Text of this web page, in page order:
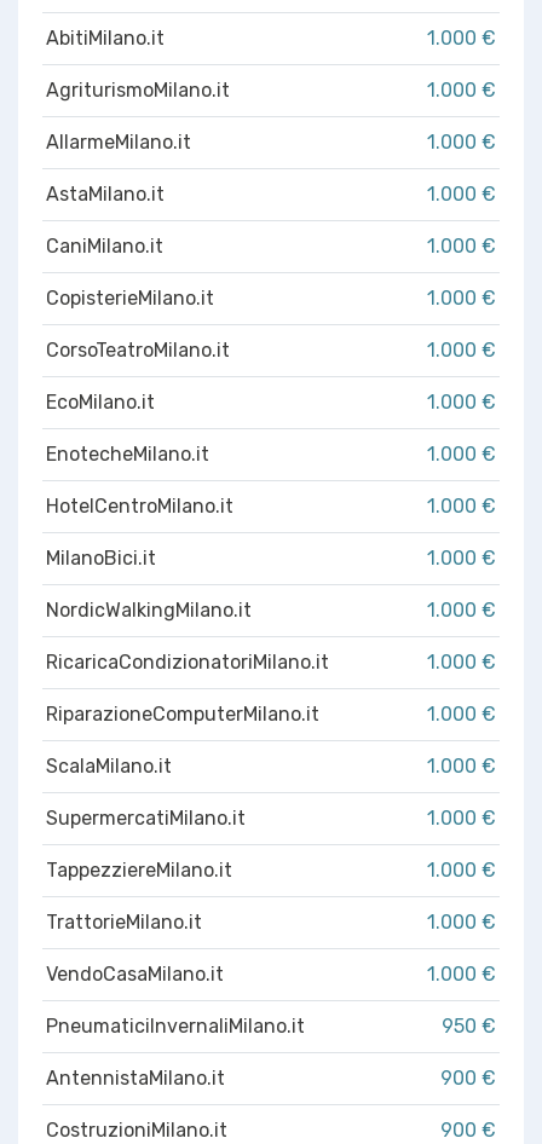
AbitiMilano.it 1.000 €
AgriturismoMilano.it 1.000 €
AllarmeMilano.it 1.000 €
AstaMilano.it 1.000 €
CaniMilano.it 1.000 €
CopisterieMilano.it 1.000 €
CorsoTeatroMilano.it 1.000 €
EcoMilano.it 1.000 €
EnotecheMilano.it 1.000 €
HotelCentroMilano.it 1.000 €
MilanoBici.it 1.000 €
NordicWalkingMilano.it 1.000 €
RicaricaCondizionatoriMilano.it 1.000 €
RiparazioneComputerMilano.it 1.000 €
ScalaMilano.it 1.000 €
SupermercatiMilano.it 1.000 €
TappezziereMilano.it 1.000 €
TrattorieMilano.it 1.000 €
VendoCasaMilano.it 1.000 €
PneumaticiInvernaliMilano.it 950 €
AntennistaMilano.it 900 €
CostruzioniMilano.it 900 €